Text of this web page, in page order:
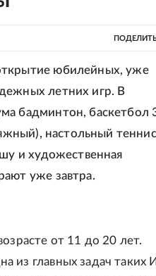
юбилейных, уже
летних игр. В
бадминтон, баскетбол
настольный
и художественная
уже завтра.
от 11 до 20 лет.
из главных задач таких